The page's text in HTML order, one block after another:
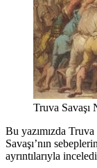
Truva Savaşı
Bu yazımızda
Savaşı’nın
ayrıntılarıyla